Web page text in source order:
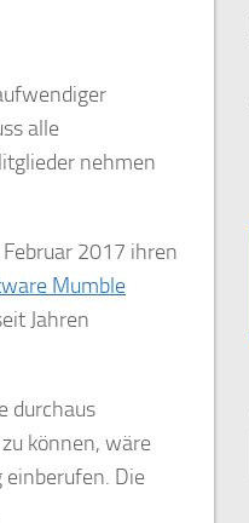
alle
nehmen
2017 ihren
Mumble
Jahren
durchaus
können, wäre
Die